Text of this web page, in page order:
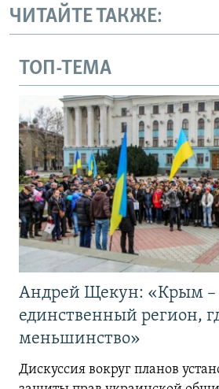
ЧИТАЙТЕ ТАКЖЕ:
ТОП-ТЕМА
Андрей Щекун: «Крым –
единственный регион,
меньшинство»
Дискуссия вокруг планов